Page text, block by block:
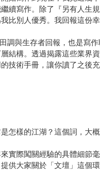
續寫作。除了『另有人生
別人優秀。我回報這份
與生存者回報，也是寫
結構。透過揭露這些業界
技術手冊，讓你讀了之後
樣的江湖？這個詞，大
實際闖關經驗的具體細
供大家關於「文壇」這個環